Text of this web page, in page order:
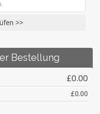
>>
Bestellung
£0.00
£0.00